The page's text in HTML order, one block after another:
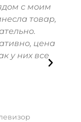
с моим
товар,
цена
у них все